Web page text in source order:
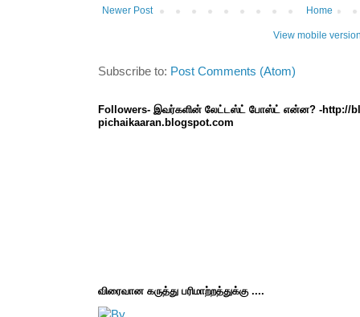
Newer Post Home
View mobile
Subscribe to: Post Comments (Atom)
Followers- இவர்களின் லேட்டஸ்ட் போஸ்ட் என்ன? -http://
pichaikaaran.blogspot.com
விரைவான கருத்து பரிமாற்றத்துக்கு ....